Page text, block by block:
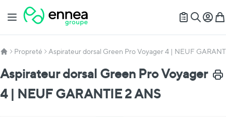
Allez au contenu
Basculer la navigation
Mon
Propreté Aspirateur dorsal Green Pro Voyager 4 | NEUF
Aspirateur dorsal Green Pro Voyager
4 | NEUF GARANTIE 2 ANS